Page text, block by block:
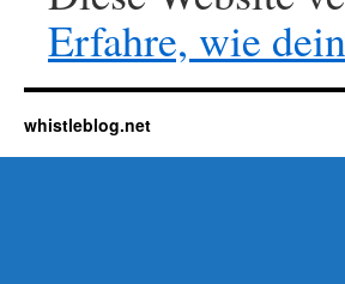
Erfahre, wie
whistleblog.net